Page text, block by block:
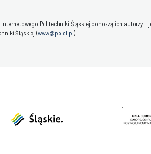
Politechniki Śląskiej ponoszą ich autorzy -
Śląskiej (www@polsl.pl)